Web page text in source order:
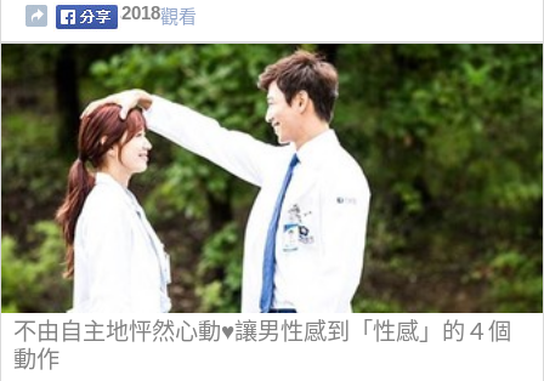
2018觀看
不由自主地怦然心動♥讓男性感到「性感」的４個
動作